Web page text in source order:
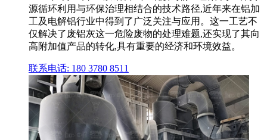
源循环利用与环保治理相结合的技术路径,近年来在铝加
工及电解铝行业中得到了广泛关注与应用。这一工艺不
仅解决了废铝灰这一危险废物的处理难题,还实现了其向
高附加值产品的转化,具有重要的经济和环境效益。
联系电话: 180 3780 8511